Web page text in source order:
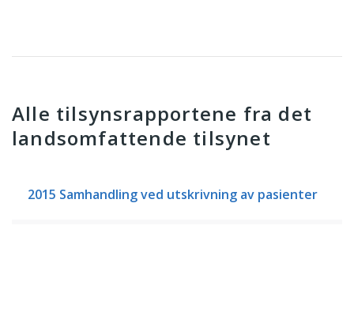
Alle tilsynsrapportene fra det
landsomfattende tilsynet
2015 Samhandling ved utskrivning av pasienter